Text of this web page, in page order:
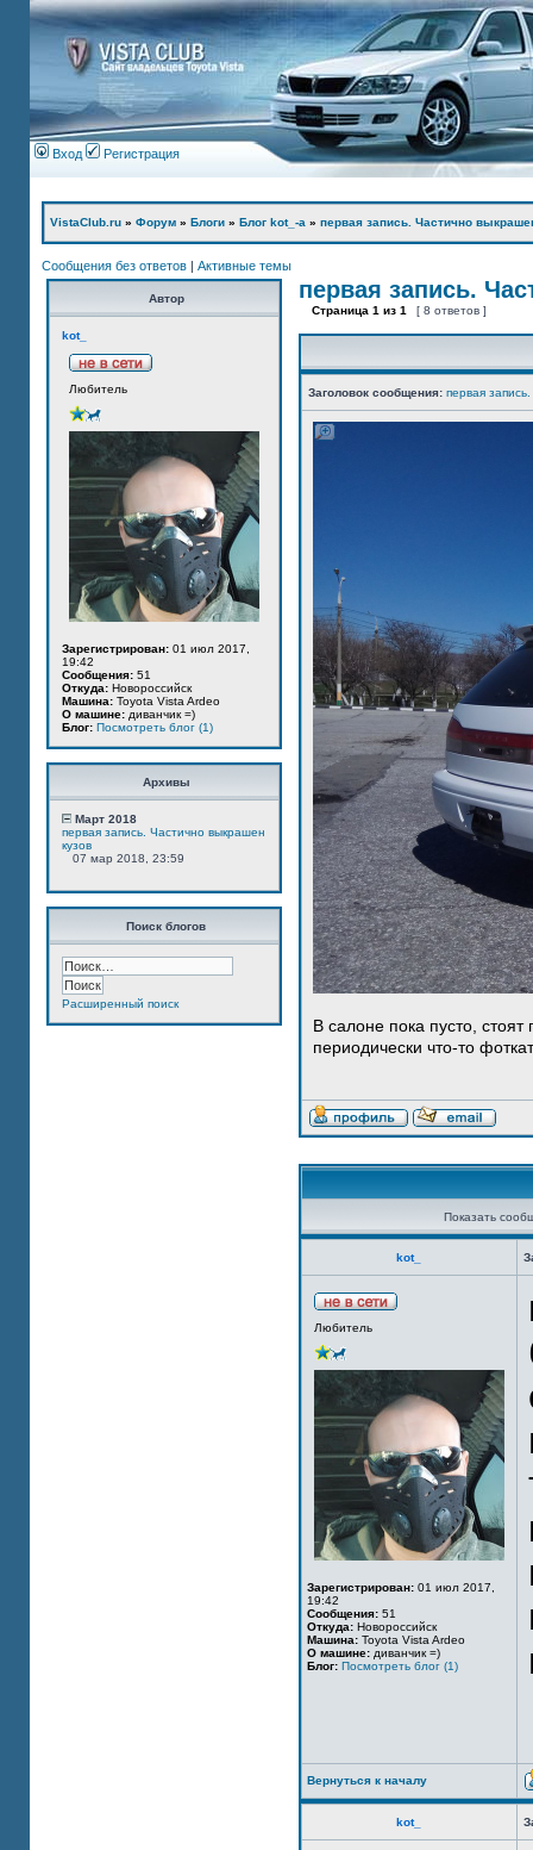
Вход Регистрация
VistaClub.ru » Форум » Блоги » Блог kot_-а » первая запись. Частично
Сообщения без ответов | Активные темы
Автор
kot_
Любитель
Зарегистрирован: 01 июл 2017,
19:42
Сообщения: 51
Откуда: Новороссийск
Машина: Toyota Vista Ardeo
О машине: диванчик =)
Блог: Посмотреть блог (1)
Архивы
Март 2018
первая запись. Частично выкрашен
кузов
07 мар 2018, 23:59
Поиск блогов
Расширенный поиск
первая запись.
Страница 1 из 1 [ 8 ответов ]
Заголовок сообщения: первая
В салоне пока пусто,
периодически что-то
Показать
kot_
Любитель
Зарегистрирован: 01 июл 2017,
19:42
Сообщения: 51
Откуда: Новороссийск
Машина: Toyota Vista Ardeo
О машине: диванчик =)
Блог: Посмотреть блог (1)
Вернуться к началу
kot_